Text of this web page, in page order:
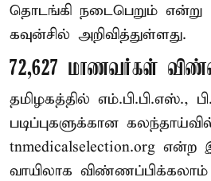
தொடங்கி நடைபெறும் என்று
கவுன்சில் அறிவித்துள்ளது.
72,627 மாணவர்கள்
தமிழகத்தில் எம்.பி.பி.எஸ்.,
படிப்புகளுக்கான
tnmedicalselection.org
வாயிலாக